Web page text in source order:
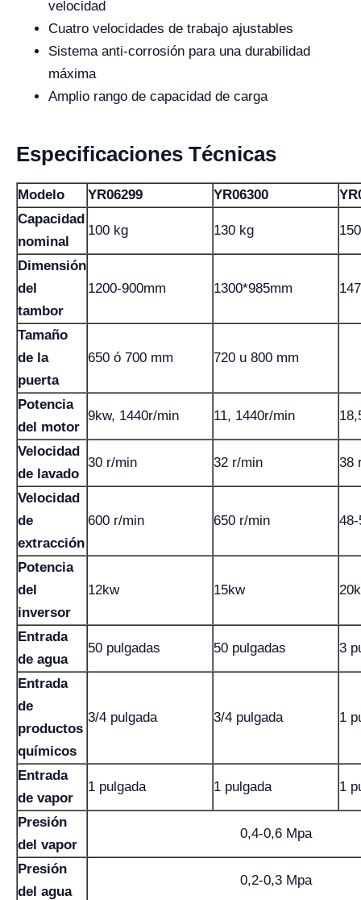
velocidad
Cuatro velocidades de trabajo ajustables
Sistema anti-corrosión para una durabilidad
máxima
Amplio rango de capacidad de carga
Especificaciones Técnicas
Modelo YR06299 YR06300
Capacidad
nominal
100 kg 130 kg
Dimensión
del
tambor
1200-900mm 1300*985mm
Tamaño
de la
puerta
650 ó 700 mm 720 u 800 mm
Potencia
del motor
9kw, 1440r/min 11, 1440r/min
Velocidad
de lavado
30 r/min 32 r/min 38
Velocidad
de
extracción
600 r/min 650 r/min
Potencia
del
inversor
12kw 15kw
Entrada
de agua
50 pulgadas 50 pulgadas 3
Entrada
de
productos
químicos
3/4 pulgada 3/4 pulgada 1
Entrada
de vapor
1 pulgada 1 pulgada 1
Presión
del vapor
0,4-0,6 Mpa
Presión
del agua
0,2-0,3 Mpa